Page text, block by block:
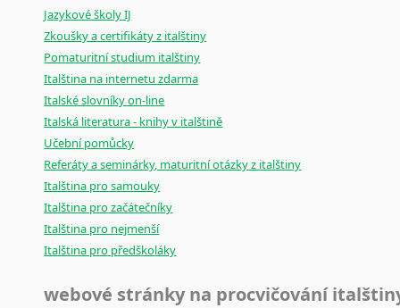
poradny a pravidla
Jazykové školy IJ
Zkoušky a certifikáty z italštiny
Pomaturitní studium italštiny
Italština na internetu zdarma
Italské slovníky on-line
Italská literatura - knihy v italštině
Učební pomůcky
Referáty a seminárky, maturitní otázky z italštiny
Italština pro samouky
Italština pro začátečníky
Italština pro nejmenší
Italština pro předškoláky
webové stránky na procvičování